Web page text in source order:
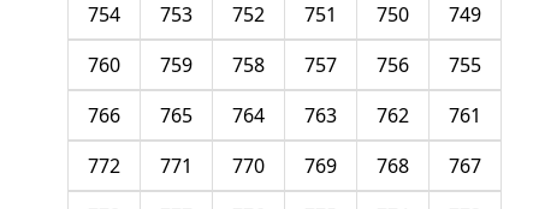
749
750
751
752
753
754
755
756
757
758
759
760
761
762
763
764
765
766
767
768
769
770
771
772